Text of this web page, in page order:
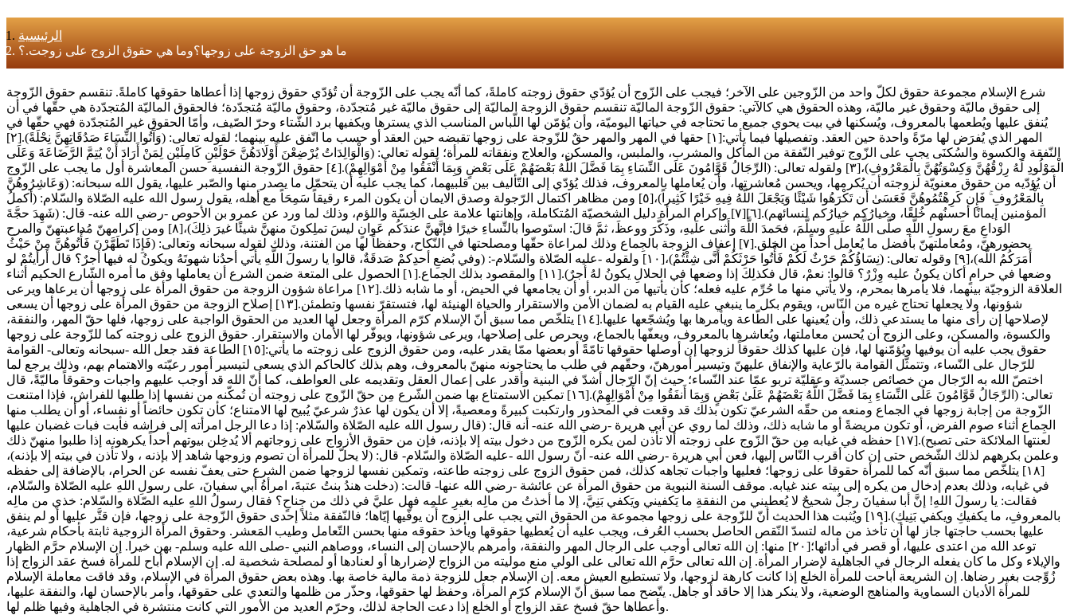
الرئيسية
ما هو حق الزوجة على زوجها؟وما هي حقوق الزوج على زوجت.؟
شرع الإسلام مجموعة حقوق لكلّ واحد من الزّوجين على الآخر؛ فيجب على الزّوج أن يُؤدّي حقوق زوجته كاملةً، كما أنّه يجب على الزّوجة أن تُؤدّي حقوق زوجها إذا أعطاها حقوقها كاملةً. تنقسم حقوق الزّوجة
إلى حقوق ماليّة وحقوق غير ماليّة، وهذه الحقوق هي كالآتي: حقوق الزّوجة الماليّة تنقسم حقوق الزوجة الماليّة إلى حقوق ماليّة غير مُتجدّدة، وحقوق ماليّة مُتجدّدة؛ فالحقوق الماليّة المُتجدّدة هي حقّها في أن
يُنفق عليها ويُطعمها بالمعروف، ويُسكنها في بيت يحوي جميع ما تحتاجه في حياتها اليوميّة، وأن يُؤمّن لها اللّباس المناسب الذي يسترها ويكفيها برد الشّتاء وحرّ الصّيف، وأمّا الحقوق غير المُتجدّدة فهي حقّها في
المهر الذي يُفرَض لها مرّةً واحدة حين العقد. وتفصيلها فيما يأتي:[١] حقها في المهر والمهر حقٌ للزّوجة على زوجها تقبضه حين العقد أو حسب ما اتّفق عليه بينهما؛ لقوله تعالى: (وَآَتُوا النِّسَاءَ صَدُقَاتِهِنَّ نِحْلَةً).[٢]
النّفقة والكسوة والسُكنَى يجب على الزّوج توفير النّفقة من المأكل والمشرب، والملبس، والمسكن، والعلاج ونفقاته للمرأة؛ لقوله تعالى: (وَالْوَالِدَاتُ يُرْضِعْنَ أَوْلَادَهُنَّ حَوْلَيْنِ كَامِلَيْنِ لِمَنْ أَرَادَ أَنْ يُتِمَّ الرَّضَاعَةَ وَعَلَى
الْمَوْلُودِ لَهُ رِزْقُهُنَّ وَكِسْوَتُهُنَّ بِالْمَعْرُوفِ)،[٣] ولقوله تعالى: (الرِّجَالُ قَوَّامُونَ عَلَى النِّسَاءِ بِمَا فَضَّلَ اللَّهُ بَعْضَهُمْ عَلَى بَعْضٍ وَبِمَا أَنْفَقُوا مِنْ أَمْوَالِهِمْ).[٤] حقوق الزّوجة النفسية حسن المعاشرة أول ما يجب على الزّوج
أن يُؤدّيه من حقوق معنويّة لزوجته أن يُكرمها، ويحسن مُعاشرتها، وأن يُعاملها بالمعروف، فذلك يُؤدّي إلى التّأليف بين قلبيهما، كما يجب عليه أن يتحمّل ما يصدر منها والصّبر عليها، يقول الله سبحانه: (وَعَاشِرُوهُنَّ
بِالْمَعْرُوفِ ۚ فَإِن كَرِهْتُمُوهُنَّ فَعَسَىٰ أَن تَكْرَهُوا شَيْئًا وَيَجْعَلَ اللَّهُ فِيهِ خَيْرًا كَثِيراً)،[٥] ومن مظاهر اكتمال الرّجولة وصدق الايمان أن يكون المرء رقيقاً سَمِحَاً مع أهله، يقول رسول الله عليه الصّلاة والسّلام: (أكملُ
المؤمنين إيمانًا أحسنُهم خُلقًا، وخيارُكم خيارُكم لنسائهم).[٦][٧] وإكرام المرأة دليل الشخصيّة المُتكاملة، وإهانتها علامة على الخِسّة واللؤم، وذلك لما ورد عن عمرو بن الأحوص -رضي الله عنه- قال: (شَهِدَ حجَّةَ
الوَداعِ معَ رسولِ اللَّهِ صلَّى اللَّهُ علَيهِ وسلَّمَ، فحَمدَ اللَّهَ وأَثنى علَيهِ، وذَكَّرَ ووعظَ، ثمَّ قالَ: استَوصوا بالنِّساءِ خيرًا فإنَّهنَّ عندَكُم عَوانٍ ليسَ تملِكونَ منهنَّ شيئًا غيرَ ذلِكَ)،[٨] ومن إكرامهنّ مُداعبتهنّ والمرح
بحضورهنّ، ومُعاملتهنّ بأفضل ما يُعامل أحداً من الخلق.[٧] إعفاف الزوجة بالجِماع وذلك لمراعاة حقّها ومصلحتها في النّكاح، وحفظاً لها من الفتنة، وذلك لقوله سبحانه وتعالى: (فَإِذَا تَطَهَّرْنَ فَأْتُوهُنَّ مِنْ حَيْثُ
أَمَرَكُمُ اللَّه)،[٩] وقوله تعالى: (نِسَاؤُكُمْ حَرْثٌ لَكُمْ فَأْتُوا حَرْثَكُمْ أَنَّى شِئْتُمْ)،[١٠] ولقوله -عليه الصّلاة والسّلام-: (وفي بُضعِ أحدِكمْ صَدقَةٌ، قالوا يا رسولَ اللَّهِ يأتي أحدُنا شهوتَهُ ويكونُ له فيها أجرٌ؟ قال أرأيتُمْ لو
وضعها في حرامٍ أكان يكونُ عليه وِزْرٌ؟ قالوا: نعمْ، قال فكذلِكَ إذا وضعها في الحلالِ يكونُ لهُ أجرٌ).[١١] والمقصود بذلك الجماع.[١] الحصول على المتعة ضمن الشرع أن يعاملها وفق ما أمره الشّارع الحكيم أثناء
العلاقة الزوجيّة بينهما، فلا يأمرها بمحرم، ولا يأتي منها ما حُرِّم عليه فعله؛ كأن يأتيها من الدبر، أو أن يجامعها في الحيض، أو ما شابه ذلك.[١٢] مراعاة شؤون الزوجة من حقوق المرأة على زوجها أن يرعاها ويرعى
شؤونها، ولا يجعلها تحتاج غيره من النّاس، ويقوم بكل ما ينبغي عليه القيام به لضمان الأمن والاستقرار والحياة الهنيئة لها، فتستقرّ نفسها وتطمئن.[١٣] إصلاح الزوجة من حقوق المرأة على زوجها أن يسعى
لإصلاحها إن رأى منها ما يستدعي ذلك، وأن يُعينها على الطّاعة ويأمرها بها ويُشجّعها عليها.[١٤] يتلخّص مما سبق أنّ الإسلام كرّم المرأة وجعل لها العديد من الحقوق الواجبة على زوجها، فلها حقّ المهر، والنفقة،
والكسوة، والمسكن، وعلى الزوج أن يُحسن معاملتها، ويُعاشرها بالمعروف، ويعفّها بالجماع، ويحرص على إصلاحها، ويرعى شؤونها، ويوفّر لها الأمان والاستقرار. حقوق الزوج على زوجته كما للزّوجة على زوجها
حقوق يجب عليه أن يوفيها ويُؤمّنها لها، فإن عليها كذلك حقوقاً لزوجها إن أوصلها حقوقها تامّةً أو بعضها ممّا يقدر عليه، ومن حقوق الزوج على زوجته ما يأتي:[١٥] الطاعة فقد جعل الله -سبحانه وتعالى- القوامة
للرّجال على النّساء، وتتمثّل القوامة بالرّعاية والإنفاق عليهنّ وتيسير أمورهنّ، وحقّهم في طلب ما يحتاجونه منهنّ بالمعروف، وهم بذلك كالحاكم الذي يسعى لتيسير أمور رعيّته والاهتمام بهم، وذلك يرجع لما
اختصّ الله به الرّجال من خصائص جسديّة وعقليّة تربو عمّا عند النّساء؛ حيث إنّ الرّجال أشدّ في البنية وأقدر على إعمال العقل وتقديمه على العواطف، كما أنّ الله قد أوجب عليهم واجبات وحقوقاً ماليّةً، قال
تعالى: (الرِّجَالُ قَوَّامُونَ عَلَى النِّسَاءِ بِمَا فَضَّلَ اللَّهُ بَعْضَهُمْ عَلَىٰ بَعْضٍ وَبِمَا أَنفَقُوا مِنْ أَمْوَالِهِمْ).[١٦] تمكين الاستمتاع بها ضمن الشّرع مِن حقّ الزّوج على زوجته أن تُمكّنه من نفسها إذا طلبها للفراش، فإذا امتنعت
الزّوجة من إجابة زوجها في الجماع ومنعه من حقّه الشرعيّ تكون بذلك قد وقعت في المحذور وارتكبت كبيرةً ومعصيةً، إلا أن يكون لها عذرٌ شرعيّ يُبيح لها الامتناع؛ كأن تكون حائضاً أو نفساء، أو أن يطلب منها
الجِماع أثناء صوم الفرض، أو تكون مريضةً أو ما شابه ذلك، وذلك لما روي عن أبي هريرة -رضي الله عنه- أنه قال: (قال رسول الله عليه الصّلاة والسّلام: إذا دعا الرجل امرأته إلى فراشه فأبت فبات غضبان عليها
لعنتها الملائكة حتى تصبح).[١٧] حفظه في غيابه مِن حقّ الزّوج على زوجته ألا تأذن لمن يكره الزّوج من دخول بيته إلا بإذنه، فإن من حقوق الأزواج على زوجاتهم ألا يُدخِلن بيوتهم أحداً يكرهونه إذا طلبوا منهنّ ذلك
وعلمن بكرههم لذلك الشّخص حتى إن كان أقرب النّاس إليها، فعن أبي هريرة -رضي الله عنه- أنّ رسول الله -عليه الصّلاة والسّلام- قال: (لا يحلّ للمرأة أن تصوم وزوجها شاهد إلا بإذنه ، ولا تأذن في بيته إلا بإذنه)،
[١٨] يتلخّص مما سبق أنّه كما للمرأة حقوقا على زوجها؛ فعليها واجبات تجاهه كذلك، فمن حقوق الزوج على زوجته طاعته، وتمكين نفسها لزوجها ضمن الشرع حتى يعفّ نفسه عن الحرام، بالإضافة إلى حفظه
في غيابه، وذلك بعدم إدخال من يكره إلى بيته عند غيابه. موقف السنة النبوية من حقوق المرأة عن عائشة -رضي الله عنها- قالت: (دخلت هندُ بنتُ عتبةَ، امرأةُ أبي سفيانَ، على رسولِ اللهِ عليه الصّلاة والسّلام،
فقالت: يا رسولَ اللهِ! إنَّ أبا سفيانَ رجلٌ شحيحٌ لا يُعطيني من النفقةِ ما يَكفيني ويَكفي بَنِيَّ، إلا ما أخذتُ من مالِه بغيرِ علمِه فهل عليَّ في ذلك من جناحٍ؟ فقال رسولُ اللهِ عليه الصّلاة والسّلام: خذي من مالِه
بالمعروفِ، ما يكفيكِ ويكفي بَنِيكِ).[١٩] ويُثبت هذا الحديث أنّ للزّوجة على زوجها مجموعة من الحقوق التي يجب على الزوج أن يوفّيها إيّاها؛ فالنّفقة مثلاً إحدى حقوق الزّوجة على زوجها، فإن قتَّر عليها أو لم ينفق
عليها بحسب حاجتها جاز لها أن تأخذ من ماله لتسدّ النّقص الحاصل بحسب العُرف، ويجب عليه أن يُعطيها حقوقها ويأخذ حقوقه منها بحسن التّعامل وطيب المَعشر. وحقوق المرأة الزوجية ثابتة بأحكام شرعية،
توعد الله من اعتدى عليها، أو قصر في أدائها؛[٢٠] منها: إن الله تعالى أوجب على الرجال المهر والنفقة، وأمرهم بالإحسان إلى النساء، ووصاهم النبي -صلى الله عليه وسلم- بهن خيرا. إن الإسلام حرَّم الظهار
والإيلاء وكل ما كان يفعله الرجال في الجاهلية لإضرار المرأة. إن الله تعالى حرَّم الله تعالى على الولي منع موليته من الزواج لإضرارها أو لعنادها أو لمصلحة شخصية له. إن الإسلام أباح للمرأة فسخ عقد الزواج إذا
زُوِّجت بغير رضاها. إن الشريعة أباحت للمرأة الخلع إذا كانت كارهة لزوجها، ولا تستطيع العيش معه. إن الإسلام جعل للزوجة ذمة مالية خاصة بها. وهذه بعض حقوق المرأة في الإسلام، وقد فاقت معاملة الإسلام
للمرأة الأديان السماوية والمناهج الوضعية، ولا ينكر هذا إلا حاقد أو جاهل. يتّضح مما سبق أنّ الإسلام كرّم المرأة، وحفظ لها حقوقها، وحذّر من ظلمها والتعدي على حقوقها، وأمر بالإحسان لها، والنفقة عليها،
وأعطاها حقّ فسخ عقد الزواج أو الخلع إذا دعت الحاجة لذلك، وحرّم العديد من الأمور التي كانت منتشرة في الجاهلية وفيها ظلم لها.